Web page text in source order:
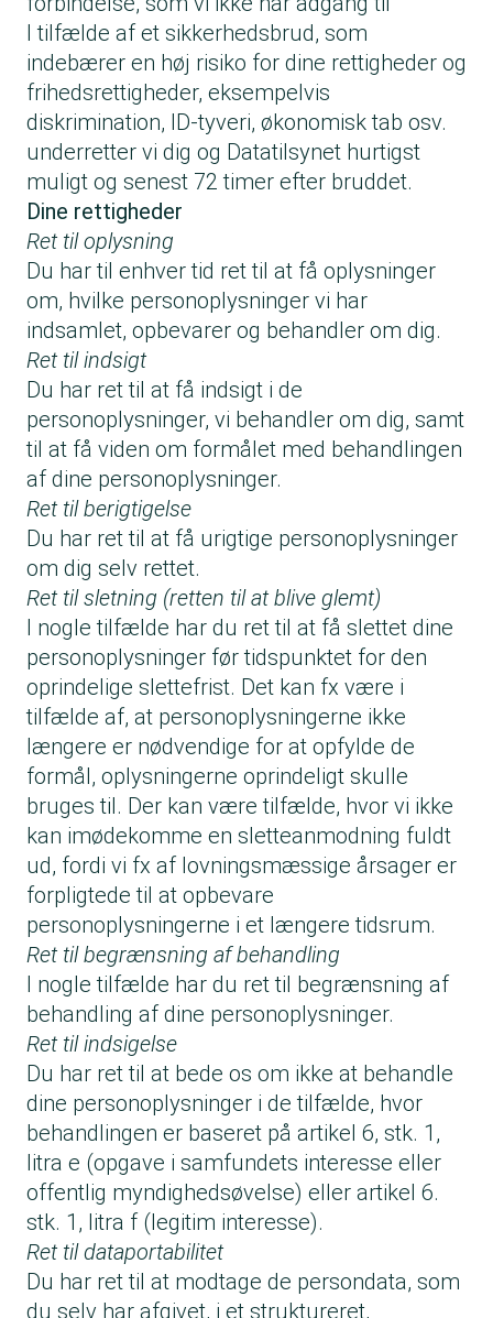
I tilfælde af et sikkerhedsbrud, som
indebærer en høj risiko for dine rettigheder og
frihedsrettigheder, eksempelvis
diskrimination, ID-tyveri, økonomisk tab osv.
underretter vi dig og Datatilsynet hurtigst
muligt og senest 72 timer efter bruddet.
Dine rettigheder
Ret til oplysning
Du har til enhver tid ret til at få oplysninger
om, hvilke personoplysninger vi har
indsamlet, opbevarer og behandler om dig.
Ret til indsigt
Du har ret til at få indsigt i de
personoplysninger, vi behandler om dig, samt
til at få viden om formålet med behandlingen
af dine personoplysninger.
Ret til berigtigelse
Du har ret til at få urigtige personoplysninger
om dig selv rettet.
Ret til sletning (retten til at blive glemt)
I nogle tilfælde har du ret til at få slettet dine
personoplysninger før tidspunktet for den
oprindelige slettefrist. Det kan fx være i
tilfælde af, at personoplysningerne ikke
længere er nødvendige for at opfylde de
formål, oplysningerne oprindeligt skulle
bruges til. Der kan være tilfælde, hvor vi ikke
kan imødekomme en sletteanmodning fuldt
ud, fordi vi fx af lovningsmæssige årsager er
forpligtede til at opbevare
personoplysningerne i et længere tidsrum.
Ret til begrænsning af behandling
I nogle tilfælde har du ret til begrænsning af
behandling af dine personoplysninger.
Ret til indsigelse
Du har ret til at bede os om ikke at behandle
dine personoplysninger i de tilfælde, hvor
behandlingen er baseret på artikel 6, stk. 1,
litra e (opgave i samfundets interesse eller
offentlig myndighedsøvelse) eller artikel 6.
stk. 1, litra f (legitim interesse).
Ret til dataportabilitet
Du har ret til at modtage de persondata, som
du selv har afgivet, i et struktureret,